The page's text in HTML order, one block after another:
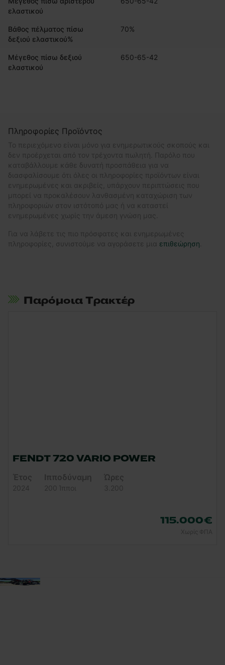
ελαστικού
Βάθος πέλματος πίσω
δεξιού ελαστικού%
70%
Μέγεθος πίσω δεξιού
ελαστικού
650-65-42
Πληροφορίες Προϊόντος
Το περιεχόμενο είναι μόνο για ενημερωτικούς σκοπούς και
δεν προέρχεται από τον τρέχοντα πωλητή. Παρόλο που
καταβάλλουμε κάθε δυνατή προσπάθεια για να
διασφαλίσουμε ότι όλες οι πληροφορίες προϊόντων είναι
ενημερωμένες και ακριβείς, υπάρχουν περιπτώσεις που
μπορεί να προκαλέσουν λανθασμένη καταχώριση των
πληροφοριών στον ιστότοπό μας ή να καταστεί
ενημερωμένες χωρίς την άμεση γνώση μας.
Για να λάβετε τις πιο πρόσφατες και ενημερωμένες
πληροφορίες, συνιστούμε να αγοράσετε μια επιθεώρηση
Παρόμοια Τρακτέρ
FENDT 720 VARIO POWER
Έτος
2024
Ιπποδύναμη
200 Ίπποι
Ώρες
3.200
115.000 €
Χωρίς ΦΠΑ